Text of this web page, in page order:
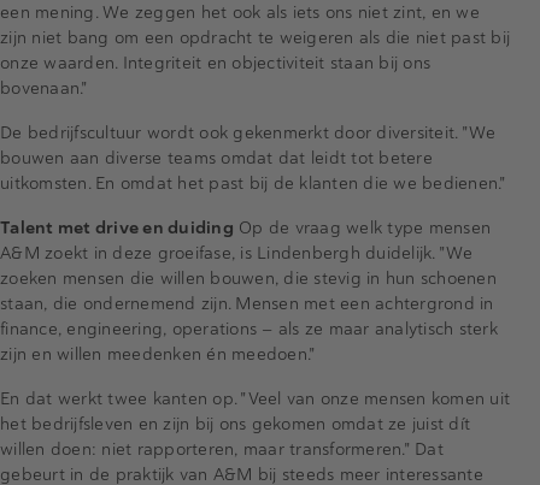
een mening. We zeggen het ook als iets ons niet zint, en we
zijn niet bang om een opdracht te weigeren als die niet past bij
onze waarden. Integriteit en objectiviteit staan bij ons
bovenaan."
De bedrijfscultuur wordt ook gekenmerkt door diversiteit. "We
bouwen aan diverse teams omdat dat leidt tot betere
uitkomsten. En omdat het past bij de klanten die we bedienen."
Talent met drive en duiding Op de vraag welk type mensen
A&M zoekt in deze groeifase, is Lindenbergh duidelijk. "We
zoeken mensen die willen bouwen, die stevig in hun schoenen
staan, die ondernemend zijn. Mensen met een achtergrond in
finance, engineering, operations — als ze maar analytisch sterk
zijn en willen meedenken én meedoen."
En dat werkt twee kanten op. "Veel van onze mensen komen uit
het bedrijfsleven en zijn bij ons gekomen omdat ze juist dít
willen doen: niet rapporteren, maar transformeren." Dat
gebeurt in de praktijk van A&M bij steeds meer interessante